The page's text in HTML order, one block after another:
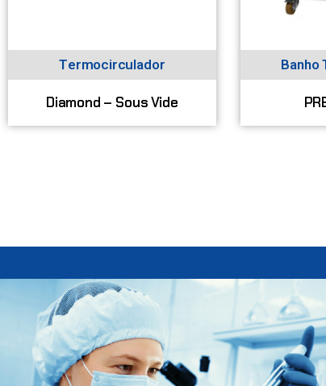
Termocirculador
Diamond – Sous Vide
Banho